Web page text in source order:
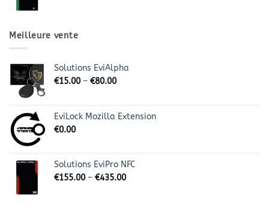
Meilleure vente
Solutions EviAlpha
€15.00– €80.00
EviLock Mozilla Extension
€0.00
Solutions EviPro NFC
€155.00– €435.00